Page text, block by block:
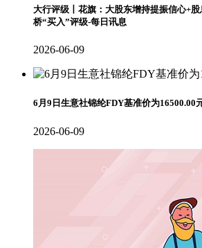
大行评级丨花旗：大股东增持提振信心+
桥“买入”评级-每日讯息
2026-06-09
6月9日生意社锦纶FDY基准价为16500.00
2026-06-09